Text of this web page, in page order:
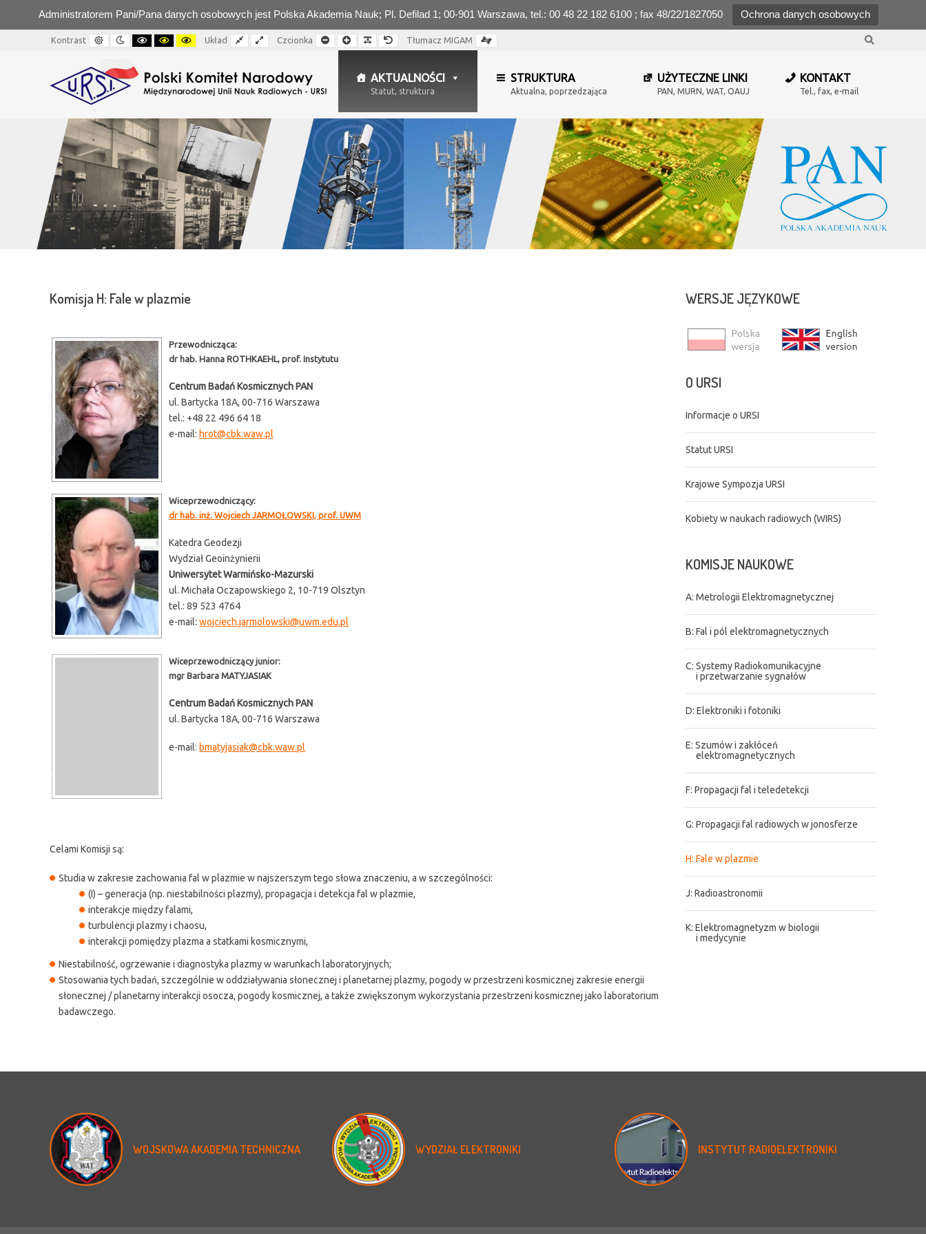
Administratorem Pani/Pana danych osobowych jest Polska Akademia Nauk; Pl. Defilad 1; 00-901 Warszawa, tel.: 00 48 22 182 6100 ; fax 48/22/1827050 Ochrona danych osobowych
Kontrast
Tryb
dzienny
Tryb
nocny
Czarno-
biały
Czarno-
żółty
Żółto-
czarny
Układ DomyślnySzeroki
Czcionka
Mniejsza
czcionka
Większa
czcionka
Czytelna
czcionka
Domyślna
czcionka
Tłumacz MIGAM
AKTUALNOŚCI
Statut, struktura
STRUKTURA
Aktualna, poprzedzająca
UŻYTECZNE LINKI
PAN, MURN, WAT, OAUJ
KONTAKT
Tel., fax, e-mail
Komisja H: Fale w plazmie
Przewodnicząca:
dr hab. Hanna ROTHKAEHL, prof. Instytutu
Centrum Badań Kosmicznych PAN
ul. Bartycka 18A, 00-716 Warszawa
tel.: +48 22 496 64 18
e-mail: hrot@cbk.waw.pl
Wiceprzewodniczący:
dr hab. inż. Wojciech JARMOŁOWSKI, prof. UWM
Katedra Geodezji
Wydział Geoinżynierii
Uniwersytet Warmińsko-Mazurski
ul. Michała Oczapowskiego 2, 10-719 Olsztyn
tel.: 89 523 4764
e-mail: wojciech.jarmolowski@uwm.edu.pl
Wiceprzewodniczący junior:
mgr Barbara MATYJASIAK
Centrum Badań Kosmicznych PAN
ul. Bartycka 18A, 00-716 Warszawa
e-mail: bmatyjasiak@cbk.waw.pl
Celami Komisji są:
Studia w zakresie zachowania fal w plazmie w najszerszym tego słowa znaczeniu, a w szczególności:
(I) – generacja (np. niestabilności plazmy), propagacja i detekcja fal w plazmie,
interakcje między falami,
turbulencji plazmy i chaosu,
interakcji pomiędzy plazma a statkami kosmicznymi,
Niestabilność, ogrzewanie i diagnostyka plazmy w warunkach laboratoryjnych;
Stosowania tych badań, szczególnie w oddziaływania słonecznej i planetarnej plazmy, pogody w przestrzeni kosmicznej zakresie energii
słonecznej / planetarny interakcji osocza, pogody kosmicznej, a także zwiększonym wykorzystania przestrzeni kosmicznej jako laboratorium
badawczego.
WERSJE JĘZYKOWE
O URSI
Informacje o URSI
Statut URSI
Krajowe Sympozja URSI
Kobiety w naukach radiowych (WIRS)
KOMISJE NAUKOWE
A: Metrologii Elektromagnetycznej
B: Fal i pól elektromagnetycznych
C: Systemy Radiokomunikacyjne
i przetwarzanie sygnałów
D: Elektroniki i fotoniki
E: Szumów i zakłóceń
elektromagnetycznych
F: Propagacji fal i teledetekcji
G: Propagacji fal radiowych w jonosferze
H: Fale w plazmie
J: Radioastronomii
K: Elektromagnetyzm w biologii
i medycynie
WOJSKOWAAKADEMIATECHNICZNA WYDZIAŁELEKTRONIKI INSTYTUT RADIOELEKTRONIKI